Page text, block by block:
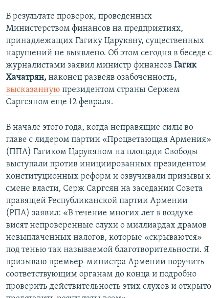
В результате проверок, проведенных
Министерством финансов на предприятиях,
принадлежащих Гагику Царукяну, существенных
нарушений не выявлено. Об этом сегодня в беседе с
журналистами заявил министр финансов Гагик
Хачатрян, наконец развеяв озабоченность,
высказанную президентом страны Сержем
Саргсяном еще 12 февраля.
В начале этого года, когда неправящие силы во
главе с лидером партии «Процветающая Армения»
(ППА) Гагиком Царукяном на площади Свободы
выступали против инициированных президентом
конституционных реформ и озвучивали призывы к
смене власти, Серж Саргсян на заседании Совета
правящей Республиканской партии Армении
(РПА) заявил: «В течение многих лет в воздухе
висят непроверенные слухи о миллиардах драмов
невыплаченных налогов, которые «скрываются»
под тенью так называемой благотворительности. Я
призываю премьер-министра Армении поручить
соответствующим органам до конца и подробно
проверить действительность этих слухов и открыто